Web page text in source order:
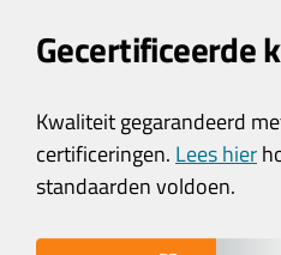
Gecertificeerde
Kwaliteit gegarandeerd
certificeringen. Lees hier
standaarden voldoen.